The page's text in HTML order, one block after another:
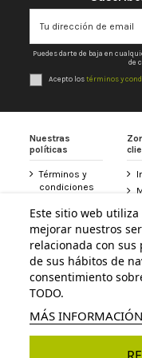
Puedes darte de baja en
de
Acepto lostérminos y
Nuestras
políticas
Términos y
condiciones
privacidad
Aviso legal
Política de
cookies
Accesibilidad
Este sitio web
mejorar nuestros
relacionada con
de sus hábitos de
consentimiento
TODO.
MÁS INFORMACIÓN